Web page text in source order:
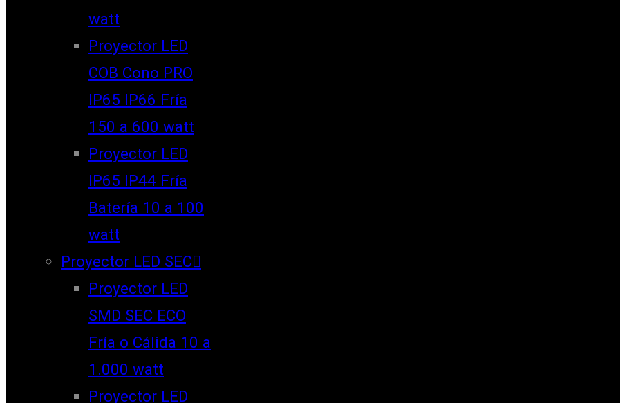
watt
Proyector LED
COB Cono PRO
IP65 IP66 Fría
150 a 600 watt
Proyector LED
IP65 IP44 Fría
Batería 10 a 100
watt
Proyector LED SEC
Proyector LED
SMD SEC ECO
Fría o Cálida 10 a
1.000 watt
Proyector LED